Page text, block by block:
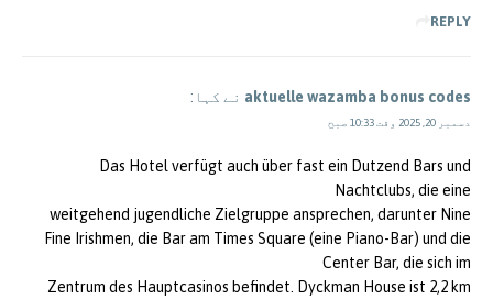
REPLY
aktuelle wazamba bonus codes نے کہا:
دسمبر 20, 2025 وقت 10:33 صبح
Das Hotel verfügt auch über fast ein Dutzend Bars und
Nachtclubs, die eine
weitgehend jugendliche Zielgruppe ansprechen, darunter Nine
Fine Irishmen, die Bar am Times Square (eine Piano-Bar) und die
Center Bar, die sich im
Zentrum des Hauptcasinos befindet. Dyckman House ist 2,2 km